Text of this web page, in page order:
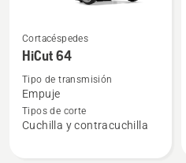
Ver
más
detalles
sobre
HiCut
Cortacéspedes
HiCut 64
Tipo de transmisión
Empuje
Tipos de corte
Cuchilla y contracuchilla